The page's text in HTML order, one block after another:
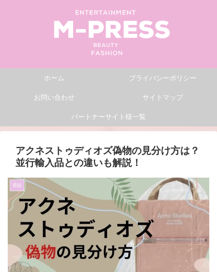
ホーム プライバシーポリシー
お問い合わせ サイトマップ
パートナーサイト様一覧
アクネストゥディオズ偽物の見分け方は？
並行輸入品との違いも解説！
通販